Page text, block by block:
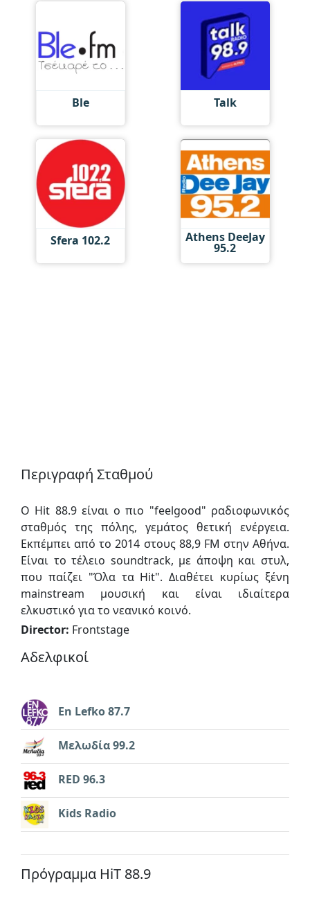
Ble Talk
Sfera 102.2 Athens DeeJay
95.2
Περιγραφή Σταθμού
Ο Hit 88.9 είναι ο πιο "feelgood" ραδιοφωνικός
σταθμός της πόλης, γεμάτος θετική ενέργεια.
Εκπέμπει από το 2014 στους 88,9 FM στην Αθήνα.
Είναι το τέλειο soundtrack, με άποψη και στυλ,
που παίζει "Όλα τα Hit". Διαθέτει κυρίως ξένη
mainstream μουσική και είναι ιδιαίτερα
ελκυστικό για το νεανικό κοινό.
Director: Frontstage
Αδελφικοί
En Lefko 87.7
Μελωδία 99.2
RED 96.3
Kids Radio
Πρόγραμμα HiT 88.9